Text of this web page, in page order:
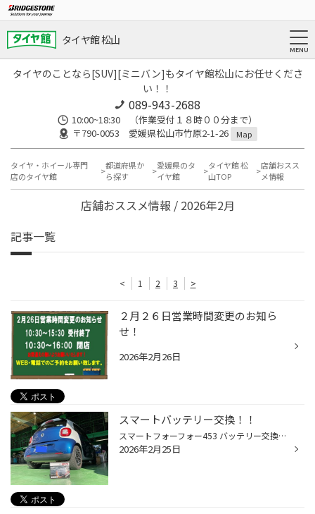
タイヤ館 松山
タイヤのことなら[SUV][ミニバン]もタイヤ館松山にお任せくださ
い！！
089-943-2688
10:00~18:30 （作業受付１８時００分まで）
〒790-0053 愛媛県松山市竹原2-1-26
Map
タイヤ・ホイール専門
店のタイヤ館
都道府県か
ら探す
愛媛県のタ
イヤ館
タイヤ館 松
山TOP
店舗おスス
メ情報
店舗おススメ情報 / 2026年2月
記事一覧
< 1 2 3 >
２月２６日営業時間変更のお知ら
せ！
2026年2月26日
スマートバッテリー交換！！
スマートフォーフォー453 バッテリー交換しました！！ 今回はスマートのバッテリー交換しましたので ご紹介します！！ バッテリーは、「BLA-60-L2」サイズで交換しました！ 小さいお車ですがバッテリーは大きいです！！ まずはボンネットの開閉です！！ こんな所からボンネット開閉します！！ ボン...
2026年2月25日